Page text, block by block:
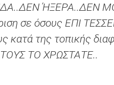
ΉΞΕΡΑ..ΔΕΝ
σε όσους ΕΠΙ
κατά της τοπικής
ΤΟ ΧΡΩΣΤΑΤΕ..